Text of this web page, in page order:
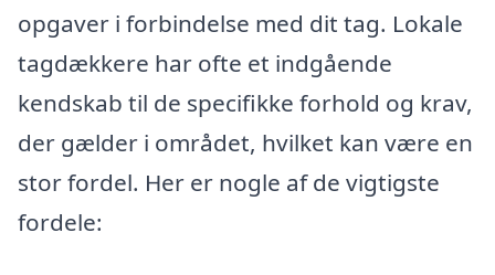
opgaver i forbindelse med dit tag. Lokale
tagdækkere har ofte et indgående
kendskab til de specifikke forhold og krav,
der gælder i området, hvilket kan være en
stor fordel. Her er nogle af de vigtigste
fordele: